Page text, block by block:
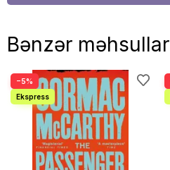
Bənzər məhsullar
−5%